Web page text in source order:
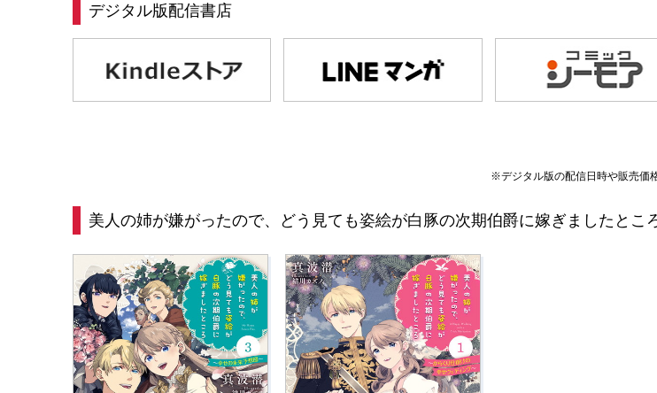
デジタル版配信書店
※デジタル版の配信日時や販売価
美人の姉が嫌がったので、どう見ても姿絵が白豚の次期伯爵に嫁ぎましたとこ